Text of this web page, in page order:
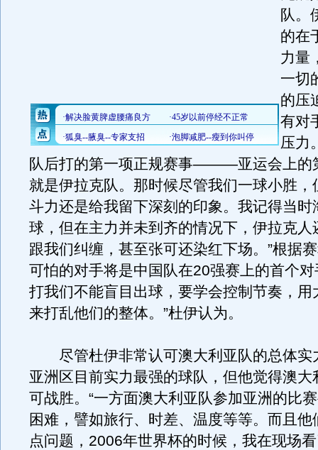
队。
的在
力量
一切
的压
有对
压力
队后打的第一项正规赛事———亚运会上的
就是伊拉克队。那时候尽管我们一球小胜，
斗力还是给我留下深刻的印象。我记得当时
球，但在主力并未到齐的情况下，伊拉克人
跟我们纠缠，甚至张可还染红下场。”根据
可怕的对手将是中国队在20强赛上的首个对
打我们不能盲目出球，要学会控制节奏，用
来打乱他们的整体。”杜伊认为。
尽管杜伊非常认可澳大利亚队的总体实
亚洲区目前实力最强的球队，但他觉得澳大
可战胜。“一方面澳大利亚队参加亚洲的比
困难，譬如旅行、时差、温度等等。而且他
点问题，2006年世界杯的时候，我在现场